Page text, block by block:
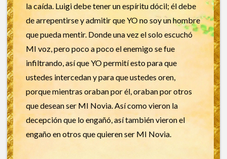
la caída. Luigi debe tener un espíritu dócil; él debe
de arrepentirse y admitir que YO no soy un hombre
que pueda mentir. Donde una vez el solo escuchó
MI voz, pero poco a poco el enemigo se fue
infiltrando, así que YO permití esto para que
ustedes intercedan y para que ustedes oren,
porque mientras oraban por él, oraban por otros
que desean ser MI Novia. Así como vieron la
decepción que lo engañó, así también vieron el
engaño en otros que quieren ser MI Novia.